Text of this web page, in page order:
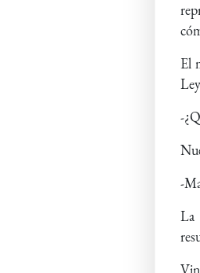
El
-
-
La